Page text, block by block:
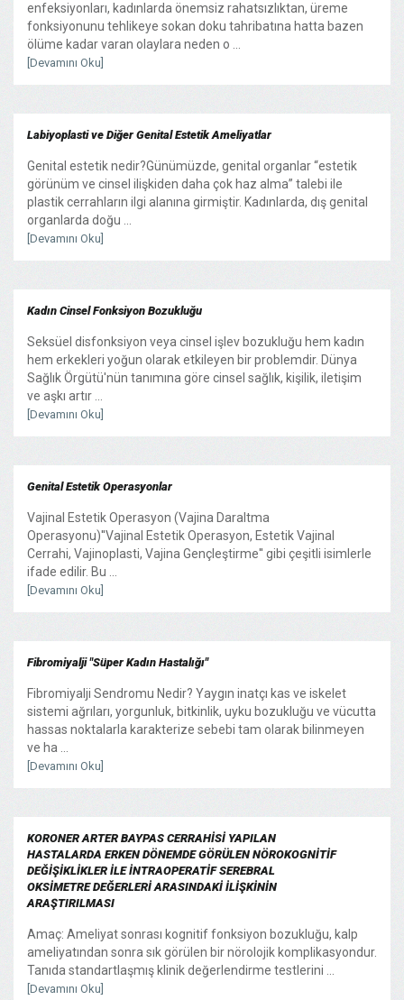
enfeksiyonları, kadınlarda önemsiz rahatsızlıktan, üreme
fonksiyonunu tehlikeye sokan doku tahribatına hatta bazen
ölüme kadar varan olaylara neden o ...
[Devamını Oku]
Labiyoplasti ve Diğer Genital Estetik Ameliyatlar
Genital estetik nedir?Günümüzde, genital organlar “estetik
görünüm ve cinsel ilişkiden daha çok haz alma” talebi ile
plastik cerrahların ilgi alanına girmiştir. Kadınlarda, dış genital
organlarda doğu ...
[Devamını Oku]
Kadın Cinsel Fonksiyon Bozukluğu
Seksüel disfonksiyon veya cinsel işlev bozukluğu hem kadın
hem erkekleri yoğun olarak etkileyen bir problemdir. Dünya
Sağlık Örgütü'nün tanımına göre cinsel sağlık, kişilik, iletişim
ve aşkı artır ...
[Devamını Oku]
Genital Estetik Operasyonlar
Vajinal Estetik Operasyon (Vajina Daraltma
Operasyonu)''Vajinal Estetik Operasyon, Estetik Vajinal
Cerrahi, Vajinoplasti, Vajina Gençleştirme'' gibi çeşitli isimlerle
ifade edilir. Bu ...
[Devamını Oku]
Fibromiyalji "Süper Kadın Hastalığı"
Fibromiyalji Sendromu Nedir? Yaygın inatçı kas ve iskelet
sistemi ağrıları, yorgunluk, bitkinlik, uyku bozukluğu ve vücutta
hassas noktalarla karakterize sebebi tam olarak bilinmeyen
ve ha ...
[Devamını Oku]
KORONER ARTER BAYPAS CERRAHİSİ YAPILAN
HASTALARDA ERKEN DÖNEMDE GÖRÜLEN NÖROKOGNİTİF
DEĞİŞİKLİKLER İLE İNTRAOPERATİF SEREBRAL
OKSİMETRE DEĞERLERİ ARASINDAKİ İLİŞKİNİN
ARAŞTIRILMASI
Amaç: Ameliyat sonrası kognitif fonksiyon bozukluğu, kalp
ameliyatından sonra sık görülen bir nörolojik komplikasyondur.
Tanıda standartlaşmış klinik değerlendirme testlerini ...
[Devamını Oku]